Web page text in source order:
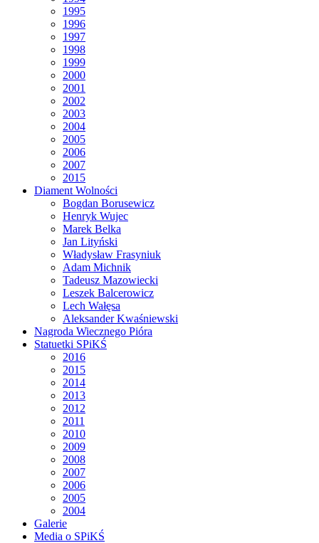
1995
1996
1997
1998
1999
2000
2001
2002
2003
2004
2005
2006
2007
2015
Diament Wolności
Bogdan Borusewicz
Henryk Wujec
Marek Belka
Jan Lityński
Władysław Frasyniuk
Adam Michnik
Tadeusz Mazowiecki
Leszek Balcerowicz
Lech Wałęsa
Aleksander Kwaśniewski
Nagroda Wiecznego Pióra
Statuetki SPiKŚ
2016
2015
2014
2013
2012
2011
2010
2009
2008
2007
2006
2005
2004
Galerie
Media o SPiKŚ